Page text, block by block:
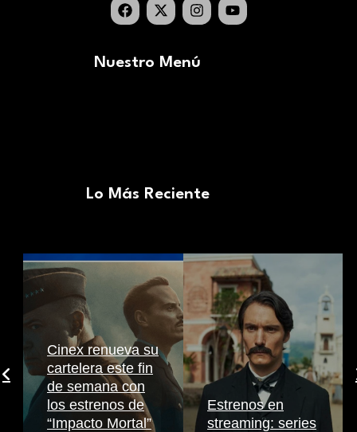
Nuestro Menú
Lo Más Reciente
Cinex renueva su
cartelera este fin
de semana con
los estrenos de
“Impacto Mortal”
Estrenos en
streaming: series